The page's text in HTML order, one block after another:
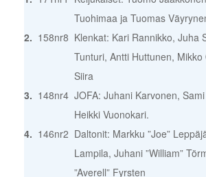
Tuohimaa ja Tuomas
2. 158nr8 Klenkat: Kari Rannikko, Juha
Tunturi, Antti Huttunen,
Siira
3. 148nr4 JOFA: Juhani Karvonen,
Heikki Vuonokari.
4. 146nr2 Daltonit: Markku ”Joe”
Lampila, Juhani ”William”
”Averell” Fyrsten